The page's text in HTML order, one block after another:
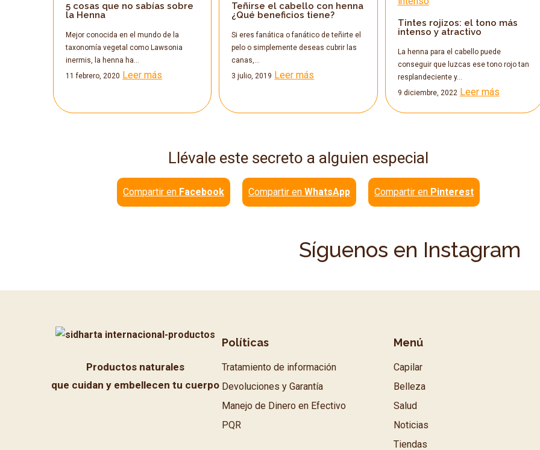
5 cosas que no sabías sobre
la Henna
Mejor conocida en el mundo de la
taxonomía vegetal como Lawsonia
inermis, la henna ha…
11 febrero, 2020 Leer más
Teñirse el cabello con henna
¿Qué beneficios tiene?
Si eres fanática o fanático de teñirte el
pelo o simplemente deseas cubrir las
canas,…
3 julio, 2019 Leer más
Tintes rojizos: el tono más
intenso y atractivo
La henna para el cabello puede
conseguir que luzcas ese tono rojo tan
resplandeciente y…
9 diciembre, 2022 Leer más
Llévale este secreto a alguien especial
Compartir en Facebook Compartir enWhatsApp Compartir en Pinterest
Síguenos en Instagram
Productos naturales
que cuidan y embellecen tu cuerpo
Políticas
Tratamiento de información
Devoluciones y Garantía
Manejo de Dinero en Efectivo
PQR
Menú
Capilar
Belleza
Salud
Noticias
Tiendas